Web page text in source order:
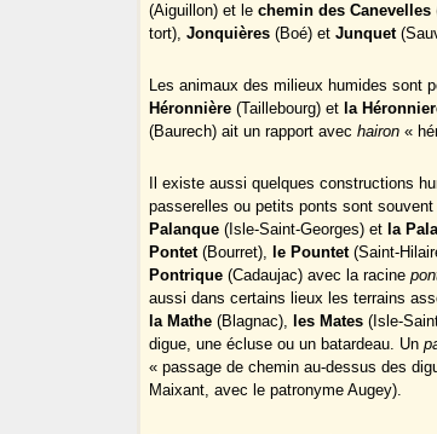
(Aiguillon) et lechemin des Canevelles
tort),Jonquières (Boé) etJunquet
Les animaux des milieux humides sont
Héronnière (Taillebourg) et la
(Baurech) ait un rapport avechairon «
Il existe aussi quelques constructions
passerelles ou petits ponts sont souvent
Palanque (Isle-Saint-Georges) et la
Pontet(Bourret), le Pountet(Saint-
Pontrique (Cadaujac) avec la racine
aussi dans certains lieux les terrains
la Mathe (Blagnac), les Mates (Isle-
digue, une écluse ou un batardeau. Un
« passage de chemin au-dessus des
Maixant, avec le patronyme Augey).